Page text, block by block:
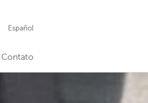
Contato
Español